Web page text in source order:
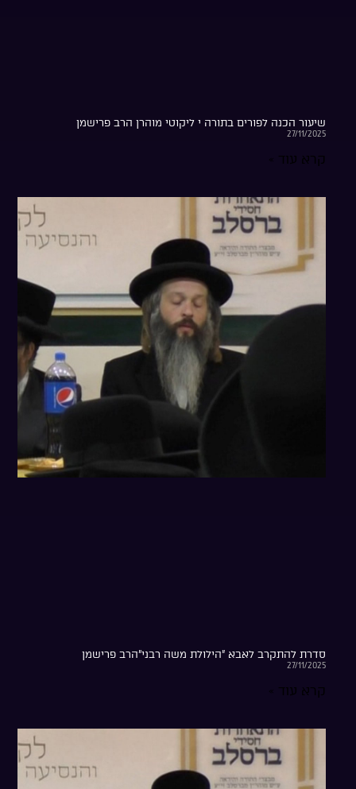
שיעור הכנה לפורים בתורה י ליקוטי מוהרן הרב פרישמן
27/11/2025
קרא עוד »
סדרת להתקרב לאבא ”הילולת משה רבני”הרב פרישמן
27/11/2025
קרא עוד »